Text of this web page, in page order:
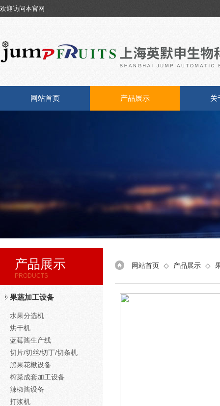
欢迎访问本官网
网站首页 产品展示 关
产品展示
PRODUCTS
果蔬加工设备
水果分选机
烘干机
蓝莓酱生产线
切片/切丝/切丁/切条机
黑果花楸设备
榨菜成套加工设备
辣椒酱设备
打浆机
网站首页 ◇ 产品展示 ◇